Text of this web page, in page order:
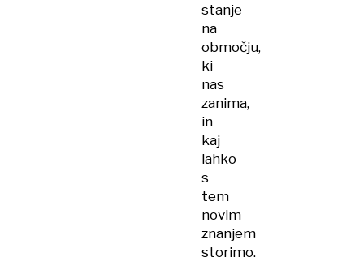
stanje
na
območju,
ki
nas
zanima,
in
kaj
lahko
s
tem
novim
znanjem
storimo.